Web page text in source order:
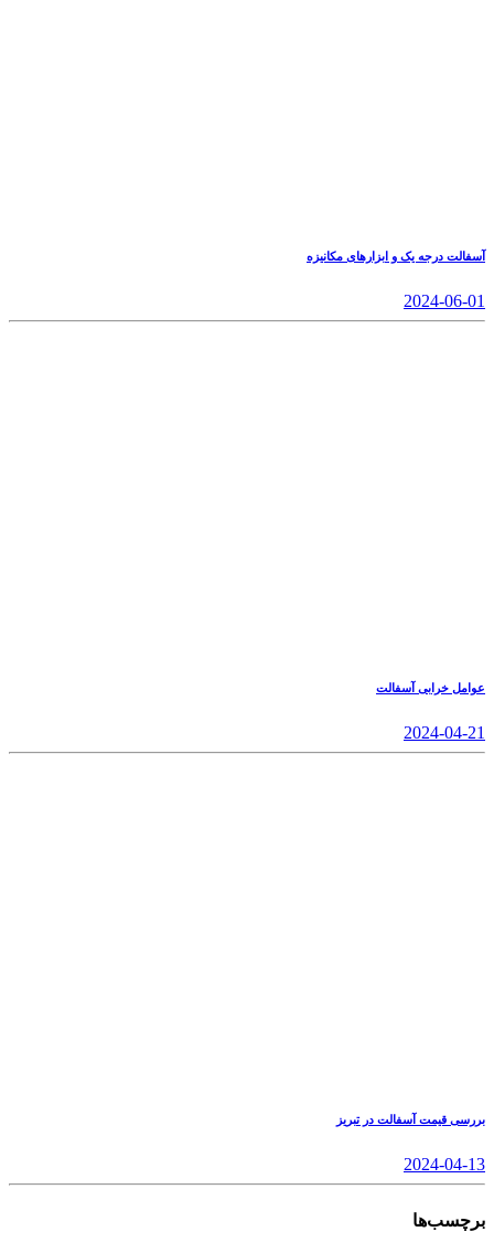
آسفالت درجه یک و ابزارهای مکانیزه
2024-06-01
عوامل خرابی آسفالت
2024-04-21
بررسی قیمت آسفالت در تبریز
2024-04-13
برچسب‌ها